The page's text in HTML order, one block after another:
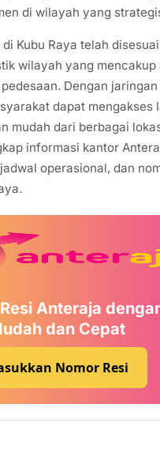
di wilayah yang
Kubu Raya telah
wilayah yang mencakup
Dengan
dapat mengakses
mudah dari berbagai
informasi kantor
operasional, dan
Anteraja
dan Cepat
Nomor Resi